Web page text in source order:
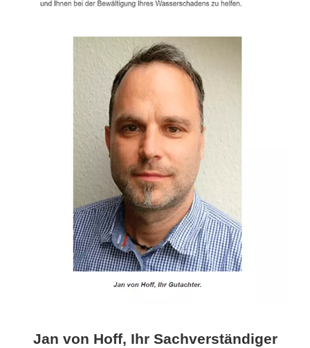
Jan von Hoff, Ihr Sachverständiger